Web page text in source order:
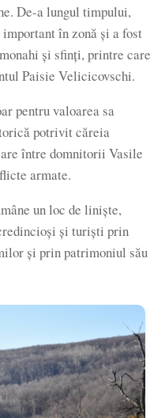
De-a lungul timpului,
în zonă și a fost
și sfinți, printre care
Paisie Velicicovschi.
pentru valoarea sa
potrivit căreia
între domnitorii Vasile
armate.
un loc de liniște,
și turiști prin
și prin patrimoniul său